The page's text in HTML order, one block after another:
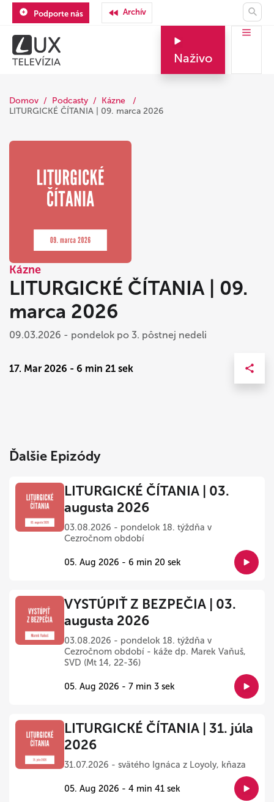
Podporte nás Archív
Naživo
Domov Podcasty
Kázne
LITURGICKÉ ČÍTANIA | 09. marca 2026
Kázne
LITURGICKÉ ČÍTANIA | 09.
marca 2026
09.03.2026 - pondelok po 3. pôstnej nedeli
17. Mar 2026 - 6 min 21 sek
Ďalšie Epizódy
LITURGICKÉ ČÍTANIA | 03.
augusta 2026
03.08.2026 - pondelok 18. týždňa v
Cezročnom období
05. Aug 2026 - 6 min 20 sek
VYSTÚPIŤ Z BEZPEČIA | 03.
augusta 2026
03.08.2026 - pondelok 18. týždňa v
Cezročnom období - káže dp. Marek Vaňuš,
SVD (Mt 14, 22-36)
05. Aug 2026 - 7 min 3 sek
LITURGICKÉ ČÍTANIA | 31. júla
2026
31.07.2026 - svätého Ignáca z Loyoly, kňaza
05. Aug 2026 - 4 min 41 sek